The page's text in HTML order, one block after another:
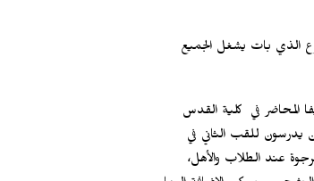
الذي بات يشغل الجميع
المحاضر في كلية القدس
يدرسون للقب الثاني في
عند الطلاب والأهل،